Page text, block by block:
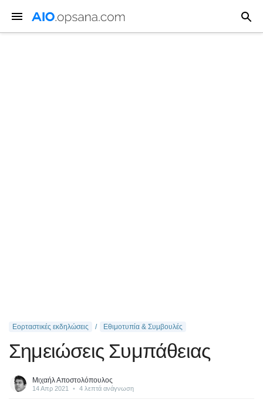
Εορταστικές εκδηλώσεις Εθιμοτυπία & Συμβουλές
Σημειώσεις Συμπάθειας
Μιχαήλ Αποστολόπουλος
14 Απρ 2021 • 4 λεπτά ανάγνωση